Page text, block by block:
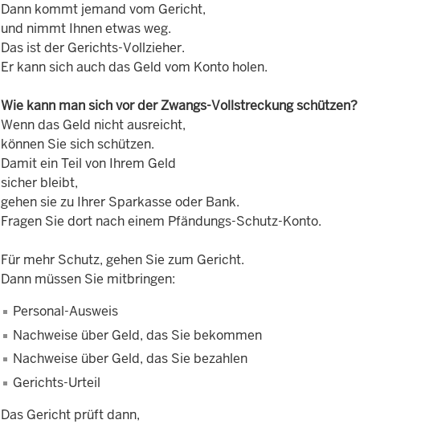
Dann kommt jemand vom Gericht,
und nimmt Ihnen etwas weg.
Das ist der Gerichts-Vollzieher.
Er kann sich auch das Geld vom Konto holen.
Wie kann man sich vor der Zwangs-Vollstreckung schützen?
Wenn das Geld nicht ausreicht,
können Sie sich schützen.
Damit ein Teil von Ihrem Geld
sicher bleibt,
gehen sie zu Ihrer Sparkasse oder Bank.
Fragen Sie dort nach einem Pfändungs-Schutz-Konto.
Für mehr Schutz, gehen Sie zum Gericht.
Dann müssen Sie mitbringen:
Personal-Ausweis
Nachweise über Geld, das Sie bekommen
Nachweise über Geld, das Sie bezahlen
Gerichts-Urteil
Das Gericht prüft dann,